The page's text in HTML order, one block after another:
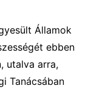
Államok
ebben
utalva arra,
Tanácsában